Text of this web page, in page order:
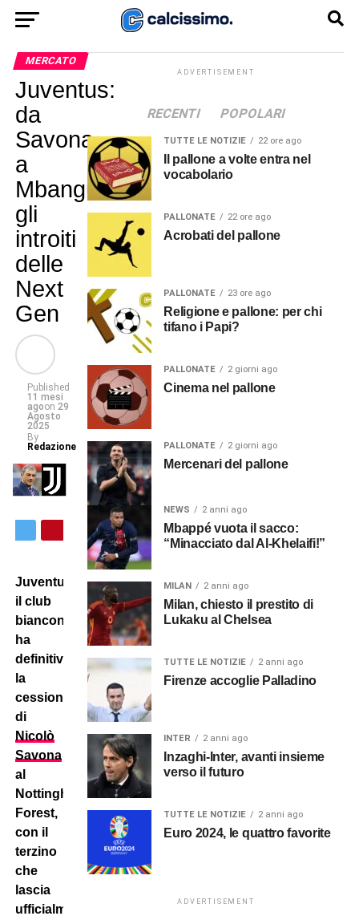
MERCATO
Juventus:
da
Savona
a
Mbangula,
gli
introiti
delle
Next
Gen
Published
11 mesi
agoon 29
Agosto
2025
By
Redazione
Juventus:
il club
bianconero
ha
definitivo
la
cessione
di
Nicolò
Savona
al
Nottingham
Forest,
con il
terzino
che
lascia
ufficialmente
ADVERTISEMENT
RECENTI POPOLARI
TUTTE LE NOTIZIE 22 ore ago
Il pallone a volte entra nel
vocabolario
PALLONATE 22 ore ago
Acrobati del pallone
PALLONATE 23 ore ago
Religione e pallone: per chi
tifano i Papi?
PALLONATE 2 giorni ago
Cinema nel pallone
PALLONATE 2 giorni ago
Mercenari del pallone
NEWS 2 anni ago
Mbappé vuota il sacco:
“Minacciato dal Al-Khelaifi!”
MILAN 2 anni ago
Milan, chiesto il prestito di
Lukaku al Chelsea
TUTTE LE NOTIZIE 2 anni ago
Firenze accoglie Palladino
INTER 2 anni ago
Inzaghi-Inter, avanti insieme
verso il futuro
TUTTE LE NOTIZIE 2 anni ago
Euro 2024, le quattro favorite
ADVERTISEMENT